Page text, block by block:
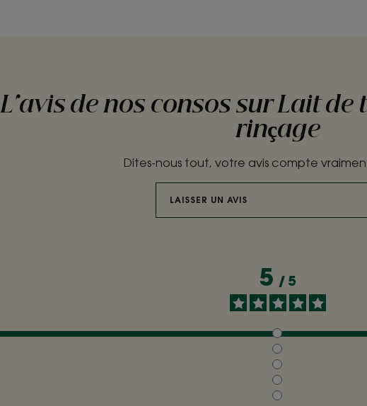
L'avis de nos consos sur Lait de
rinçage
Dites-nous tout, votre avis compte
LAISSER UN AVIS
5/ 5